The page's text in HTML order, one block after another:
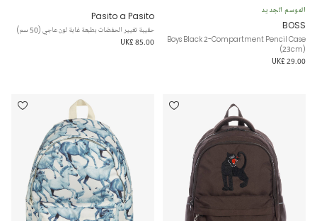
الموسم الجديد
BOSS
Boys Black 2-Compartment Pencil Case
(23cm)
UK£ 29.00
Pasito a Pasito
حقيبة تغيير الحفضات بطبعة غابة لون عاجي (50 سم)
UK£ 85.00